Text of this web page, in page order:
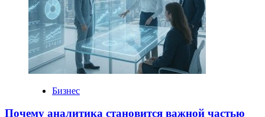
Бизнес
Почему аналитика становится важной частью